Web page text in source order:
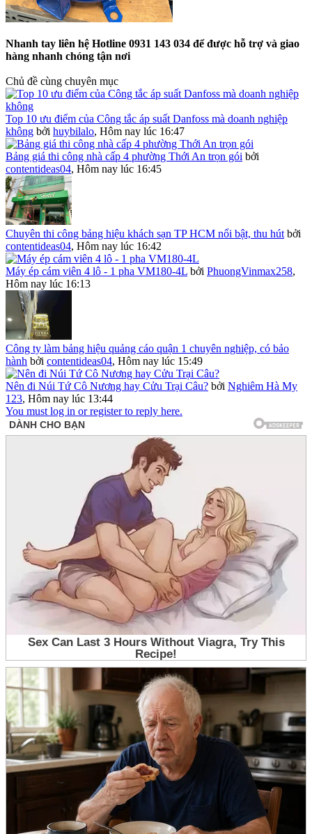
Nhanh tay liên hệ Hotline 0931 143 034 để được hỗ trợ và giao
hàng nhanh chóng tận nơi
Chủ đề cùng chuyên mục
Top 10 ưu điểm của Công tắc áp suất Danfoss mà doanh nghiệp
không bởi huybilalo, Hôm nay lúc 16:47
Bảng giá thi công nhà cấp 4 phường Thới An trọn gói bởi
contentideas04, Hôm nay lúc 16:45
Chuyên thi công bảng hiệu khách sạn TP HCM nổi bật, thu hút bởi
contentideas04, Hôm nay lúc 16:42
Máy ép cám viên 4 lô - 1 pha VM180-4L bởi PhuongVinmax258,
Hôm nay lúc 16:13
Công ty làm bảng hiệu quảng cáo quận 1 chuyên nghiệp, có bảo
hành bởi contentideas04, Hôm nay lúc 15:49
Nên đi Núi Tứ Cô Nương hay Cửu Trại Câu? bởi Nghiêm Hà My
123, Hôm nay lúc 13:44
You must log in or register to reply here.